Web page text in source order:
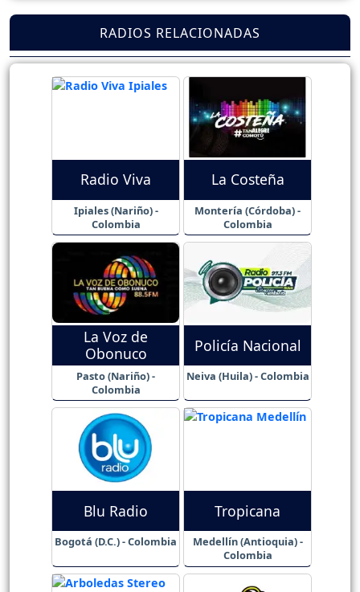
RADIOS RELACIONADAS
Radio Viva
Ipiales (Nariño) -
Colombia
La Costeña
Montería (Córdoba) -
Colombia
La Voz de
Obonuco
Pasto (Nariño) -
Colombia
Policía Nacional
Neiva (Huila) - Colombia
Blu Radio
Bogotá (D.C.) - Colombia
Tropicana
Medellín (Antioquia) -
Colombia